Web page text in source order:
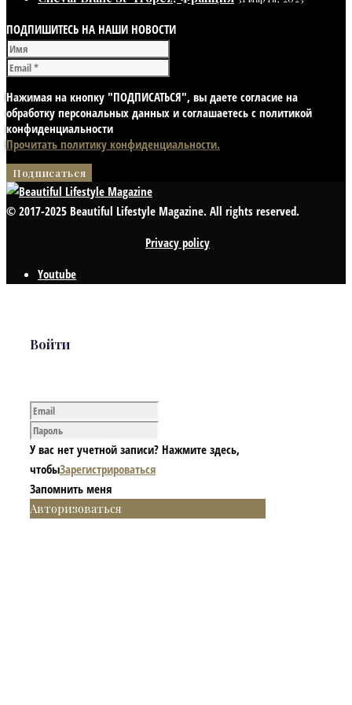
ПОДПИШИТЕСЬ НА НАШИ НОВОСТИ
Нажимая на кнопку "ПОДПИСАТЬСЯ", вы даете согласие на
обработку персональных данных и соглашаетесь с политикой
конфиденциальности
Прочитать политику конфиденциальности.
© 2017-2025 Beautiful Lifestyle Magazine. All rights reserved.
Privacy policy
Youtube
Войти
У вас нет учетной записи? Нажмите здесь,
чтобыЗарегистрироваться
Запомнить меня
Авторизоваться